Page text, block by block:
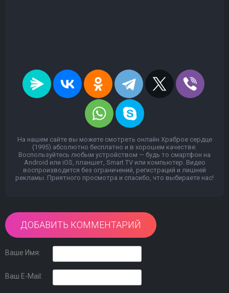
На нашем сайте вы можете смотреть онлайн Храброе сердце
(1995) абсолютно бесплатно и в хорошем качестве.
Воспользуйтесь любым устройством — будь то смартфон на
Android или iOS, планшет, Smart TV или компьютер. Видео
воспроизводится без ограничений, регистраций и лишней
рекламы. Приятного просмотра и спасибо, что выбираете нас!
ДОБАВИТЬ КОММЕНТАРИЙ
Ваше Имя:
Ваш E-Mail: